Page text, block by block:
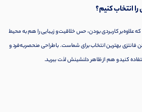
انتخاب کنیم؟
کاربردی بودن، حس خلاقیت و زیبایی را هم به محیط
فانتزی بهترین انتخاب برای شماست. با طراحی منحصر‌به‌فرد و
کنید و هم از ظاهر دلنشینش لذت ببرید.